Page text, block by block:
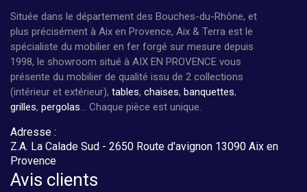
Située dans le département des Bouches-du-Rhône, et
plus précisément à Aix en Provence, Aix & Terra est le
spécialiste du mobilier en fer forgé sur mesure depuis
1998, le showroom situé à AIX EN PROVENCE vous
présente du mobilier de qualité issu de 2 collections
(intérieur et extérieur), tables, chaises, banquettes,
grilles, pergolas... Chaque pièce est unique.
Adresse :
Z.A. La Calade Sud - 2650 Route d'avignon 13090 Aix en
Provence
Avis clients